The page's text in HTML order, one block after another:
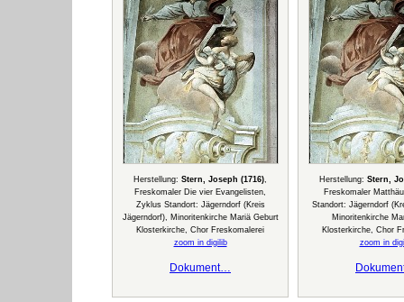
Herstellung: Stern, Joseph (1716),
Freskomaler Die vier Evangelisten,
Zyklus Standort: Jägerndorf (Kreis
Jägerndorf), Minoritenkirche Mariä Geburt
Klosterkirche, Chor Freskomalerei
zoom in digilib
Dokument…
Herstellung: Stern,
Freskomaler
Standort: Jägerndorf
Minoritenkirche
Klosterkirche, Chor
zoom in